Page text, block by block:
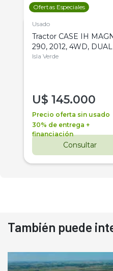
Ofertas Especiales
Usado
Tractor CASE IH
290, 2012, 4WD, DUAL
Isla Verde
U$ 145.000
Precio oferta sin usado
30% de entrega +
financiación
Consultar
También puede